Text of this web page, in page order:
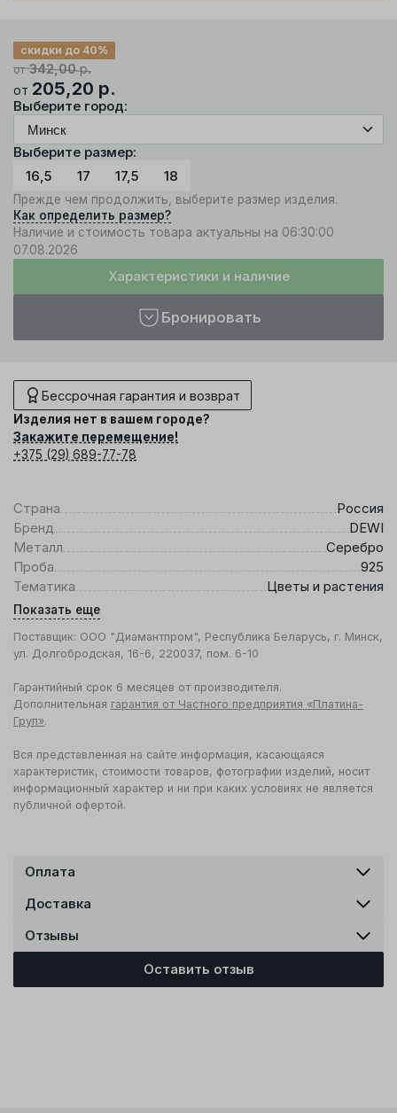
от342,00р.
скидки до 40%
от 205,20 р.
Выберите город:
Выберите размер:
16,5
17 17,5 18
Прежде чем продолжить, выберите размер изделия.
Как определить размер?
Наличие и стоимость товара актуальны на 06:30:00
07.08.2026
Характеристики и наличие
Бронировать
Бессрочная гарантия и возврат
Изделия нет в вашем городе?
Закажите перемещение!
+375 (29) 689-77-78
Страна
Россия
Бренд
DEWI
Металл
Серебро
Проба
925
Тематика
Цветы и растения
Показать еще
Поставщик: ООО "Диамантпром", Республика Беларусь, г. Минск,
ул. Долгобродская, 16-6, 220037, пом. 6-10
Гарантийный срок 6 месяцев от производителя.
Дополнительная гарантия от Частного предприятия «Платина-
Груп».
Вся представленная на сайте информация, касающаяся
характеристик, стоимости товаров, фотографии изделий, носит
информационный характер и ни при каких условиях не является
публичной офертой.
Оплата
Доставка
Отзывы
Оставить отзыв